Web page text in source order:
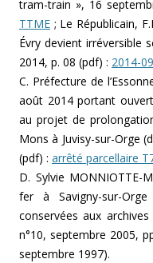
tram-train », 16
TTME ; Le Républicain,
Évry devient irréversible
2014, p. 08 (pdf) : 2014-
C. Préfecture de
août 2014 portant
au projet de
Mons à Juvisy-sur-Orge
(pdf) : arrêté parcellaire
D. Sylvie MONNIOTTE-
fer à Savigny-sur-
conservées aux archives
n°10, septembre 2005,
septembre 1997).